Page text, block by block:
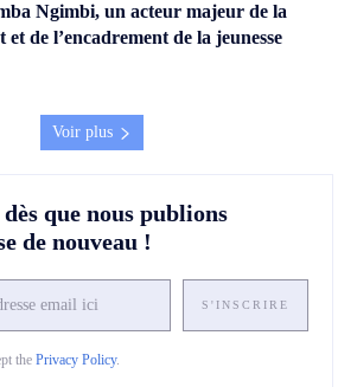
Ngimbi, un acteur majeur de la
de l’encadrement de la jeunesse
Voir plus
que nous publions
de nouveau !
S'INSCRIRE
the Privacy Policy.